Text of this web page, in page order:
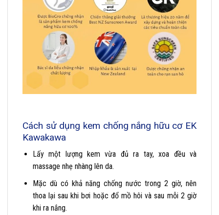
Cách sử dụng kem chống nắng hữu cơ EK
Kawakawa
Lấy một lượng kem vừa đủ ra tay, xoa đều và
massage nhẹ nhàng lên da.
Mặc dù có khả năng chống nước trong 2 giờ, nên
thoa lại sau khi bơi hoặc đổ mồ hôi và sau mỗi 2 giờ
khi ra nắng.